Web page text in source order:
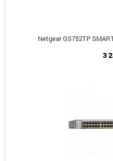
Netgear GS752TP
3